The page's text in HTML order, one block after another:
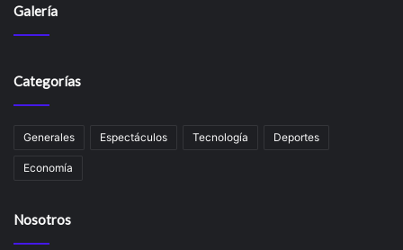
Galería
Categorías
Generales Espectáculos Tecnología Deportes
Economía
Nosotros